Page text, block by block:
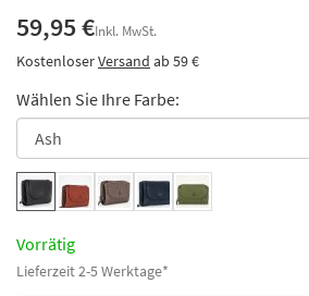
59,95 €Inkl. MwSt.
KostenloserVersand ab 59 €
Wählen Sie Ihre Farbe:
Vorrätig
Lieferzeit 2-5 Werktage*